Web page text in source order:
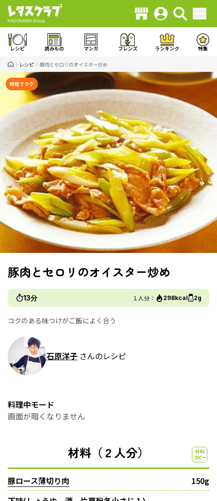
レシピ 読みもの マンガ フレンズ ランキング 特集
レシピ 豚肉とセロリのオイスター炒め
時短でラク
豚肉とセロリのオイスター炒め
13分 １人分： 298kcal 2g
コクのある味つけがご飯によく合う
石原洋子 さんのレシピ
料理中モード
画面が暗くなりません
材料（２人分）
豚ロース薄切り肉
150g